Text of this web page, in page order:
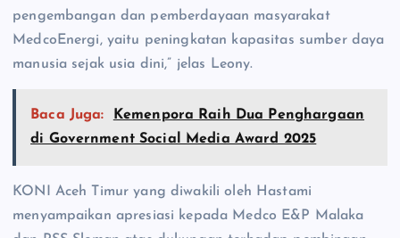
pengembangan dan pemberdayaan masyarakat
MedcoEnergi, yaitu peningkatan kapasitas sumber daya
manusia sejak usia dini,” jelas Leony.
Baca Juga:
Kemenpora Raih Dua Penghargaan
di Government Social Media Award 2025
KONI Aceh Timur yang diwakili oleh Hastami
menyampaikan apresiasi kepada Medco E&P Malaka